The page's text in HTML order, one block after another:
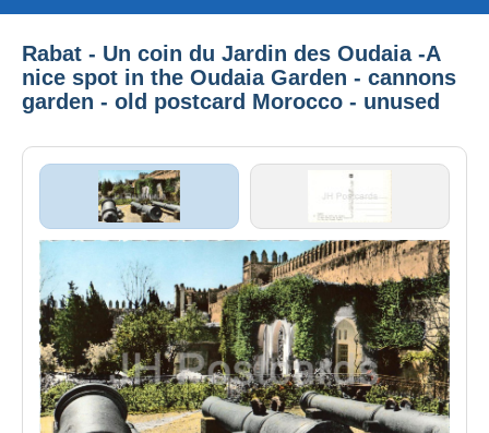
Rabat - Un coin du Jardin des Oudaia -A
nice spot in the Oudaia Garden - cannons
garden - old postcard Morocco - unused